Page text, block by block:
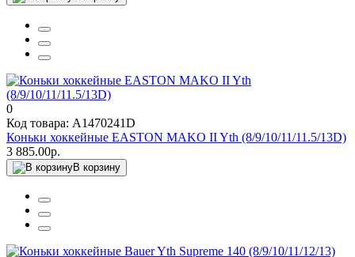
0
Код товара: A1470241D
Коньки хоккейные EASTON MAKO II Yth (8/9/10/11/11.5/13D)
3 885.00р.
В корзину